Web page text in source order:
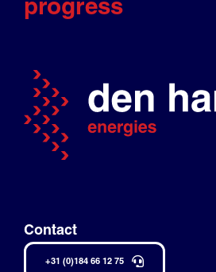
progress
Contact
+31 (0)184 66 12 75